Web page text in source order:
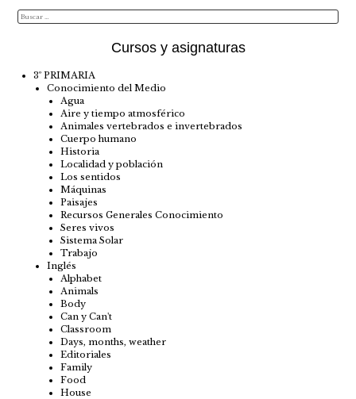
Cursos y asignaturas
3º PRIMARIA
Conocimiento del Medio
Agua
Aire y tiempo atmosférico
Animales vertebrados e invertebrados
Cuerpo humano
Historia
Localidad y población
Los sentidos
Máquinas
Paisajes
Recursos Generales Conocimiento
Seres vivos
Sistema Solar
Trabajo
Inglés
Alphabet
Animals
Body
Can y Can't
Classroom
Days, months, weather
Editoriales
Family
Food
House